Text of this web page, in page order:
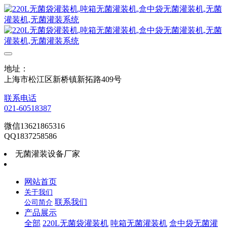
地址：
上海市松江区新桥镇新拓路409号
联系电话
021-60518387
微信13621865316
QQ1837258586
无菌灌装设备厂家
网站首页
关于我们
公司简介 联系我们
产品展示
全部 220L无菌袋灌装机 吨箱无菌灌装机 盒中袋无菌灌